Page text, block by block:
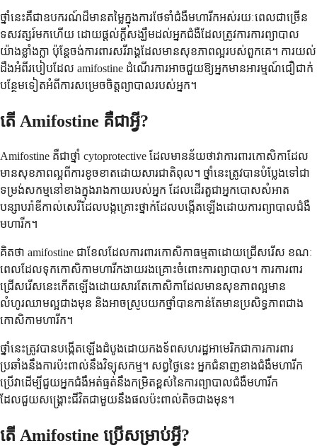
ថ្នាំនេះគឺជាឧបករណ៍ដ៏មានតម្លៃក្នុងការថែទាំជំងឺមហារីកអស់រយៈពេលជាច្រើន
ទសវត្សរ៍មកហើយ ដោយផ្តល់ក្តីសង្ឃឹមដល់អ្នកជំងឺដែលត្រូវការការព្យាបាល
យ៉ាងខ្លាំងក្លា ប៉ុន្តែចង់ការពារសរីរាង្គដែលមានសុខភាពល្អរបស់ពួកគេ។ ការយល់
ដឹងអំពីរបៀបដែល amifostine ដំណើរការអាចជួយឱ្យអ្នកមានអារម្មណ៍ជឿជាក់
បន្ថែមទៀតអំពីការសម្រេចចិត្តព្យាបាលរបស់អ្នក។
តើ Amifostine គឺជាអ្វី?
Amifostine គឺជាថ្នាំ cytoprotective ដែលមានន័យថាវាការពារកោសិកាដែល
មានសុខភាពល្អពីការខូចខាតដោយសារជាតិពុល។ ថ្នាំនេះត្រូវបានបំប្លែងទៅជា
ទម្រង់សកម្មនៅខាងក្នុងរាងកាយរបស់អ្នក ដែលដើរតួជាអ្នកបោសសំអាត
បន្សាបរ៉ាឌីកាល់សេរីដែលបង្កគ្រោះថ្នាក់ដែលបង្កើតឡើងដោយការព្យាបាលជំងឺ
មហារីក។
គិតថា amifostine ជាខែលដែលការពារកោសិកាធម្មតាដោយជ្រើសរើស ខណៈ
ពេលដែលទុកកោសិកាមហារីកងាយរងគ្រោះចំពោះការព្យាបាល។ ការការពារ
ជ្រើសរើសនេះកើតឡើងដោយសារតែកោសិកាដែលមានសុខភាពល្អមាន
លំហូរឈាមល្អជាងមុន និងអាចស្រូបយកថ្នាំបានកាន់តែមានប្រសិទ្ធភាពជាង
កោសិកាមហារីក។
ថ្នាំនេះត្រូវបានបង្កើតឡើងដំបូងដោយកងទ័ពសហរដ្ឋអាមេរិកជាការការពារ
ប្រឆាំងនឹងការប៉ះពាល់នឹងវិទ្យុសកម្ម។ សព្វថ្ងៃនេះ អ្នកជំនាញខាងជំងឺមហារីក
ប្រើវាដើម្បីជួយអ្នកជំងឺអត់ធ្មត់នឹងកម្រិតខ្ពស់នៃការព្យាបាលជំងឺមហារីក
ដែលជួយសង្គ្រោះជីវិតជាមួយនឹងផលប៉ះពាល់តិចជាងមុន។
តើ Amifostine ប្រើសម្រាប់អ្វី?